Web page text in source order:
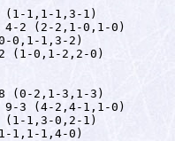
1,1-1,3-1)
4-2 (2-2,1-0,1-0)
0,1-1,3-2)
2 (1-0,1-2,2-0)
(0-2,1-3,1-3)
9-3 (4-2,4-1,1-0)
(1-1,3-0,2-1)
1,1-1,4-0)